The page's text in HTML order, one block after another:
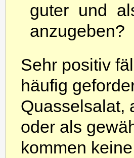
guter und
anzugeben?
Sehr positiv
häufig
Quasselsalat,
oder als
kommen